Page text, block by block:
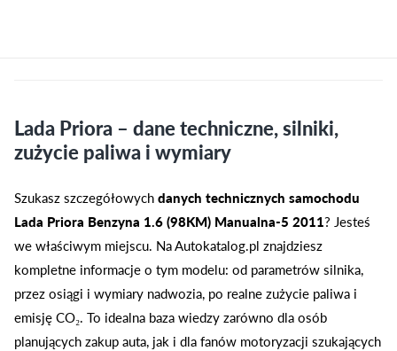
Lada Priora – dane techniczne, silniki,
zużycie paliwa i wymiary
Szukasz szczegółowychdanych technicznych samochodu
Lada Priora Benzyna 1.6 (98KM) Manualna-5 2011? Jesteś
we właściwym miejscu. Na Autokatalog.pl znajdziesz
kompletne informacje o tym modelu: od parametrów silnika,
przez osiągi i wymiary nadwozia, po realne zużycie paliwa i
emisję CO₂. To idealna baza wiedzy zarówno dla osób
planujących zakup auta, jak i dla fanów motoryzacji szukających